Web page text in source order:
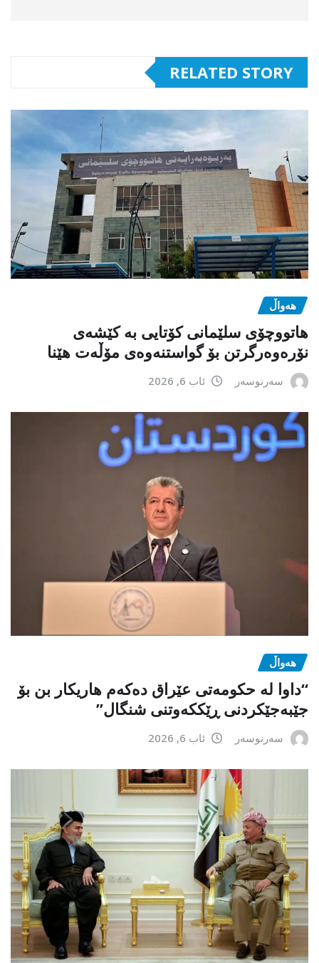
RELATED STORY
هەواڵ
هاتووچۆی سلێمانی کۆتایی بە کێشەی
نۆرەوەرگرتن بۆ گواستنەوەی مۆڵەت هێنا
سەرنوسەر ئاب 6, 2026
هەواڵ
“داوا لە حكومەتی عێراق دەكەم هاریكار بن بۆ
جێبەجێكردنی ڕێككەوتنی شنگال”
سەرنوسەر ئاب 6, 2026